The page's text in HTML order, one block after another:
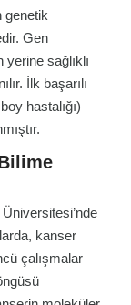
genetik
Gen
sağlıklı
İlk başarılı
hastalığı)
kanser
çalışmalar